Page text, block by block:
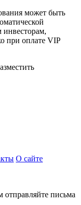
может быть
инвесторам,
при оплате VIP
О сайте
письма